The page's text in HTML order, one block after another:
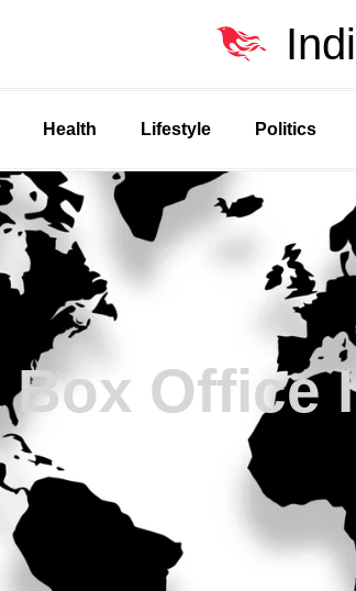
Health Lifestyle Politics
Box Office